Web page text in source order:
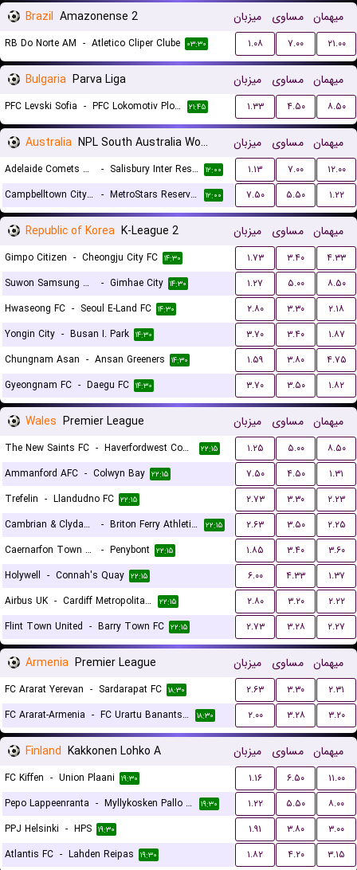
Brazil Amazonense 2 میزبان مساوی میهمان
RB Do Norte AM - Atletico Cliper Clube ۰۳:۳۰ ۱.۰۸ ۷.۰۰ ۲۱.۰۰
Bulgaria Parva Liga میزبان مساوی میهمان
PFC Levski Sofia - PFC Lokomotiv Plovdiv 1936 ۲۱:۴۵ ۱.۳۳ ۴.۵۰ ۸.۵۰
Australia NPL South Australia Women Reserves میزبان مساوی میهمان
Adelaide Comets Reserves (W) - Salisbury Inter Reserves (W) ۱۲:۰۰ ۱.۱۳ ۷.۰۰
۱۲.۰۰
Campbelltown City Reserves (W) - MetroStars Reserves (W) ۱۲:۰۰ ۷.۵۰ ۵.۵۰ ۱.۲۲
Republic of Korea K-League 2 میزبان مساوی میهمان
Gimpo Citizen - Cheongju City FC ۱۴:۳۰ ۱.۷۳ ۳.۴۰
۴.۳۳
Suwon Samsung Bluewings
- Gimhae City ۱۴:۳۰ ۱.۲۷ ۵.۰۰
۸.۵۰
Hwaseong FC - Seoul E-Land FC ۱۴:۳۰ ۲.۸۰ ۳.۳۰
۲.۱۸
Yongin City - Busan I. Park ۱۴:۳۰ ۳.۷۰ ۳.۴۰
۱.۸۷
Chungnam Asan - Ansan Greeners ۱۴:۳۰ ۱.۵۹ ۳.۸۰
۴.۷۵
Gyeongnam FC - Daegu FC ۱۴:۳۰ ۳.۷۰ ۳.۵۰ ۱.۸۲
Wales Premier League میزبان مساوی میهمان
The New Saints FC - Haverfordwest County ۲۲:۱۵ ۱.۲۵ ۵.۰۰
۸.۵۰
Ammanford AFC - Colwyn Bay ۲۲:۱۵ ۷.۵۰ ۴.۵۰
۱.۳۱
Trefelin - Llandudno FC ۲۲:۱۵ ۲.۷۳ ۳.۳۰
۲.۲۳
Cambrian & Clydach
- Briton Ferry Athletic FC ۲۲:۱۵ ۲.۶۳ ۳.۵۰
۲.۲۵
Caernarfon Town FC
- Penybont ۲۲:۱۵ ۱.۸۵ ۳.۴۰
۳.۶۰
Holywell - Connah's Quay ۲۲:۱۵ ۶.۰۰ ۴.۳۳
۱.۳۷
Airbus UK - Cardiff Metropolitan University F.C. ۲۲:۱۵ ۲.۸۰ ۳.۲۰
۲.۲۲
Flint Town United - Barry Town FC ۲۲:۱۵ ۲.۷۳ ۳.۲۸ ۲.۲۷
Armenia Premier League میزبان مساوی میهمان
FC Ararat Yerevan - Sardarapat FC ۱۸:۳۰ ۲.۶۳ ۳.۳۰
۲.۳۱
FC Ararat-Armenia - FC Urartu Banants Yerevan ۱۸:۳۰ ۲.۰۰ ۳.۲۸ ۳.۲۰
Finland Kakkonen Lohko A میزبان مساوی میهمان
FC Kiffen - Union Plaani ۱۹:۳۰ ۱.۱۶ ۶.۵۰
۱۱.۰۰
Pepo Lappeenranta - Myllykosken Pallo -47 ۱۹:۳۰ ۱.۲۲ ۵.۵۰
۸.۰۰
PPJ Helsinki - HPS ۱۹:۳۰ ۱.۹۱ ۳.۸۰
۳.۰۰
Atlantis FC - Lahden Reipas ۱۹:۳۰ ۱.۸۲ ۴.۲۰ ۳.۱۵